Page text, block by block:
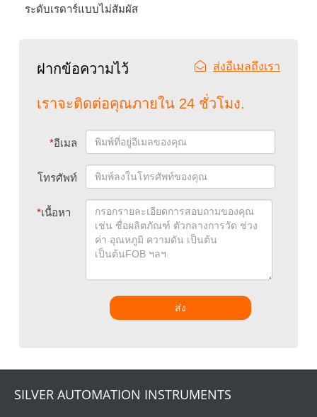
ระดับเรดาร์แบบไม่สัมผัส
ฝากข้อความไว้ ส่งอีเมลถึงเรา
เราจะติดต่อคุณภายใน 24 ชั่วโมง.
*อีเมล
โทรศัพท์
*เนื้อหา
ส่ง
SILVER AUTOMATION INSTRUMENTS